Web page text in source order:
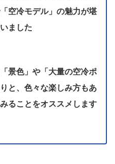
空冷モデル」の魅力が堪
ました
景色」や「大量の空冷ポ
と、色々な楽しみ方もあ
ることをオススメします